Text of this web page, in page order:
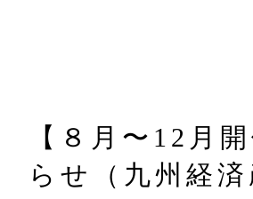
【８月〜12⽉
らせ（九州経済